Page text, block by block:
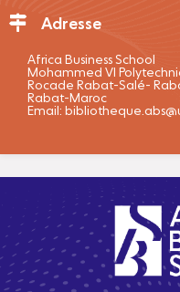
Adresse
Africa Business School
Mohammed VI
Rocade Rabat-Salé-
Rabat-Maroc
Email: